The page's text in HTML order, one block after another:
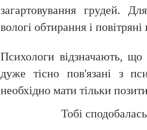
загартовування грудей.
вологі обтирання і
Психологи відзначають, що
дуже тісно пов'язані з
необхідно мати тільки
Тобі